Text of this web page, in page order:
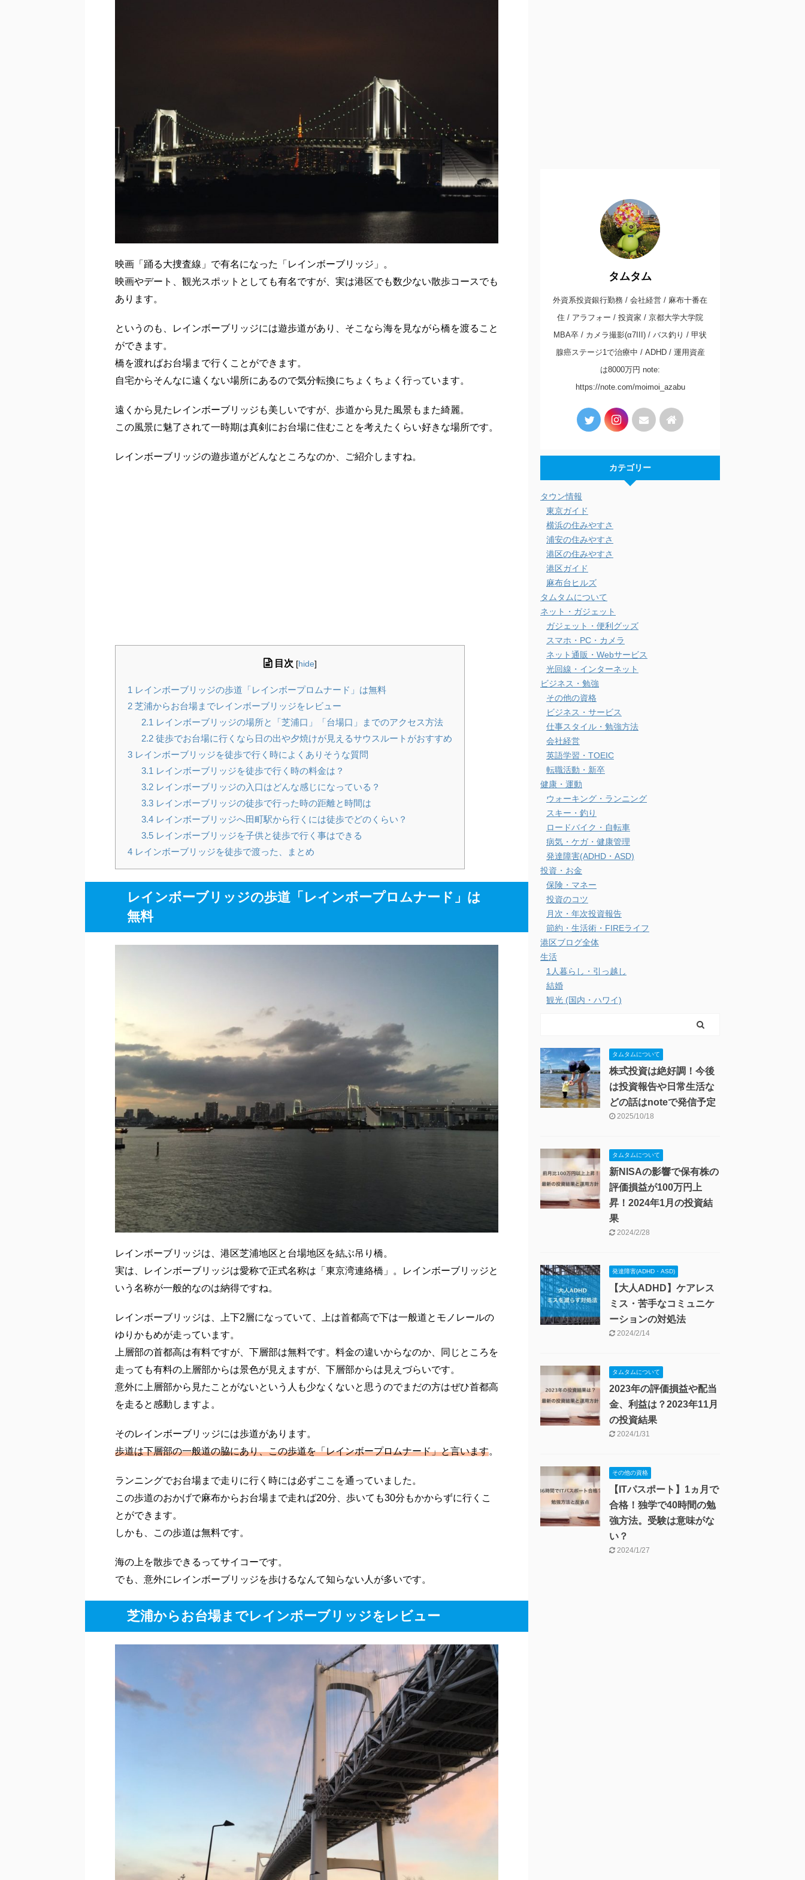
映画「踊る大捜査線」で有名になった「レインボーブリッジ」。
映画やデート、観光スポットとしても有名ですが、実は港区でも数少ない散歩コースでも
あります。
というのも、レインボーブリッジには遊歩道があり、そこなら海を見ながら橋を渡ること
ができます。
橋を渡ればお台場まで行くことができます。
自宅からそんなに遠くない場所にあるので気分転換にちょくちょく行っています。
遠くから見たレインボーブリッジも美しいですが、歩道から見た風景もまた綺麗。
この風景に魅了されて一時期は真剣にお台場に住むことを考えたくらい好きな場所です。
レインボーブリッジの遊歩道がどんなところなのか、ご紹介しますね。
目次 [hide]
1 レインボーブリッジの歩道「レインボープロムナード」は無料
2 芝浦からお台場までレインボーブリッジをレビュー
2.1 レインボーブリッジの場所と「芝浦口」「台場口」までのアクセス方法
2.2徒歩でお台場に行くなら日の出や夕焼けが見えるサウスルートがおすすめ
3 レインボーブリッジを徒歩で行く時によくありそうな質問
3.1 レインボーブリッジを徒歩で行く時の料金は？
3.2レインボーブリッジの入口はどんな感じになっている？
3.3レインボーブリッジの徒歩で行った時の距離と時間は
3.4レインボーブリッジへ田町駅から行くには徒歩でどのくらい？
3.5レインボーブリッジを子供と徒歩で行く事はできる
4 レインボーブリッジを徒歩で渡った、まとめ
レインボーブリッジの歩道「レインボープロムナード」は
無料
レインボーブリッジは、港区芝浦地区と台場地区を結ぶ吊り橋。
実は、レインボーブリッジは愛称で正式名称は「東京湾連絡橋」。レインボーブリッジと
いう名称が一般的なのは納得ですね。
レインボーブリッジは、上下2層になっていて、上は首都高で下は一般道とモノレールの
ゆりかもめが走っています。
上層部の首都高は有料ですが、下層部は無料です。料金の違いからなのか、同じところを
走っても有料の上層部からは景色が見えますが、下層部からは見えづらいです。
意外に上層部から見たことがないという人も少なくないと思うのでまだの方はぜひ首都高
を走ると感動しますよ。
そのレインボーブリッジには歩道があります。
歩道は下層部の一般道の脇にあり、この歩道を「レインボープロムナード」と言います。
ランニングでお台場まで走りに行く時には必ずここを通っていました。
この歩道のおかげで麻布からお台場まで走れば20分、歩いても30分もかからずに行くこ
とができます。
しかも、この歩道は無料です。
海の上を散歩できるってサイコーです。
でも、意外にレインボーブリッジを歩けるなんて知らない人が多いです。
芝浦からお台場までレインボーブリッジをレビュー
タムタム
外資系投資銀行勤務 / 会社経営 / 麻布十番在
住 / アラフォー / 投資家 / 京都大学大学院
MBA卒 / カメラ撮影(α7III) / バス釣り / 甲状
腺癌ステージ1で治療中 / ADHD / 運用資産
は8000万円 note:
https://note.com/moimoi_azabu
カテゴリー
タウン情報
東京ガイド
横浜の住みやすさ
浦安の住みやすさ
港区の住みやすさ
港区ガイド
麻布台ヒルズ
タムタムについて
ネット・ガジェット
ガジェット・便利グッズ
スマホ・PC・カメラ
ネット通販・Webサービス
光回線・インターネット
ビジネス・勉強
その他の資格
ビジネス・サービス
仕事スタイル・勉強方法
会社経営
英語学習・TOEIC
転職活動・新卒
健康・運動
ウォーキング・ランニング
スキー・釣り
ロードバイク・自転車
病気・ケガ・健康管理
発達障害(ADHD・ASD)
投資・お金
保険・マネー
投資のコツ
月次・年次投資報告
節約・生活術・FIREライフ
港区ブログ全体
生活
1人暮らし・引っ越し
結婚
観光 (国内・ハワイ)
タムタムについて
株式投資は絶好調！今後
は投資報告や日常生活な
どの話はnoteで発信予定
2025/10/18
タムタムについて
新NISAの影響で保有株の
評価損益が100万円上
昇！2024年1月の投資結
果
2024/2/28
発達障害(ADHD・ASD)
【大人ADHD】ケアレス
ミス・苦手なコミュニケ
ーションの対処法
2024/2/14
タムタムについて
2023年の評価損益や配当
金、利益は？2023年11月
の投資結果
2024/1/31
その他の資格
【ITパスポート】1ヵ月で
合格！独学で40時間の勉
強方法。受験は意味がな
い？
2024/1/27